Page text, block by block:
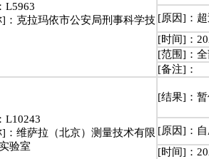
L5963
：克拉玛依市公安局刑事科学技 [原因]：
[时间]：
[范围]：
[备注]：
L10243
：维萨拉（北京）测量技术有限
验室
[结果]：
[原因]：
[时间]：